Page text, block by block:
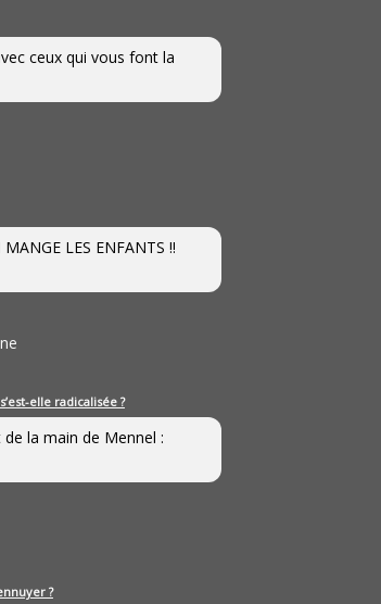
ceux qui vous font la
LES ENFANTS !!
elle radicalisée ?
la main de Mennel :
?